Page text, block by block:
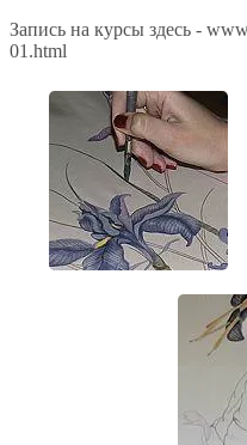
Запись на курсы здесь -
01.html